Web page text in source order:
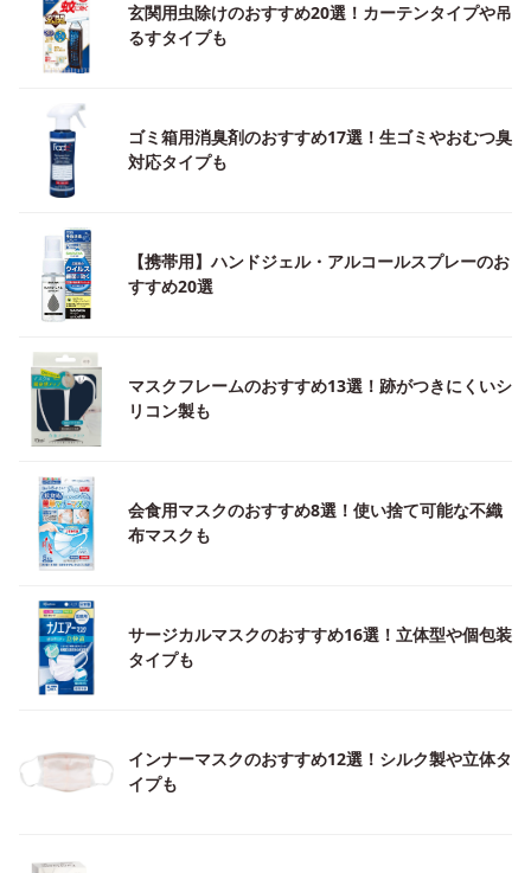
玄関用虫除けのおすすめ20選！カーテンタイプや吊
るすタイプも
ゴミ箱用消臭剤のおすすめ17選！生ゴミやおむつ臭
対応タイプも
【携帯用】ハンドジェル・アルコールスプレーのお
すすめ20選
マスクフレームのおすすめ13選！跡がつきにくいシ
リコン製も
会食用マスクのおすすめ8選！使い捨て可能な不織
布マスクも
サージカルマスクのおすすめ16選！立体型や個包装
タイプも
インナーマスクのおすすめ12選！シルク製や立体タ
イプも